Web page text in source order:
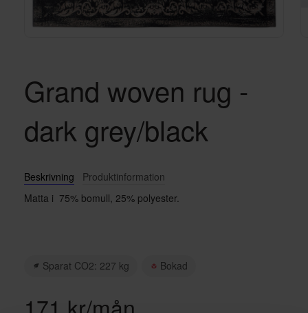
Grand woven rug -
dark grey/black
Beskrivning
Produktinformation
Matta i 75% bomull, 25% polyester.
Sparat CO2: 227 kg Bokad
171 kr/mån